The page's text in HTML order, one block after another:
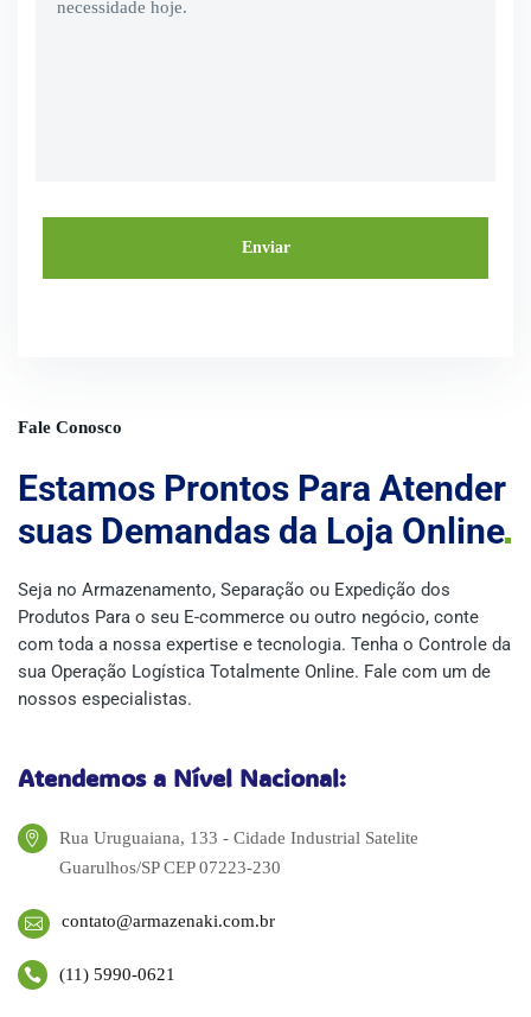
Fale Conosco
Estamos Prontos Para Atender
suas Demandas da Loja Online
Seja no Armazenamento, Separação ou Expedição dos
Produtos Para o seu E-commerce ou outro negócio, conte
com toda a nossa expertise e tecnologia. Tenha o Controle da
sua Operação Logística Totalmente Online. Fale com um de
nossos especialistas.
Atendemos a Nível Nacional:
Rua Uruguaiana, 133 - Cidade Industrial Satelite
Guarulhos/SP CEP 07223-230
contato@armazenaki.com.br
(11) 5990-0621